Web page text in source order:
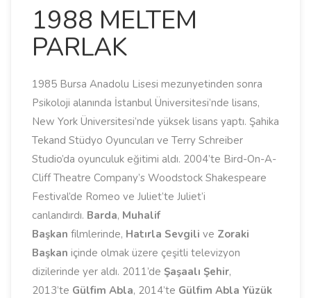
1988 MELTEM
PARLAK
1985 Bursa Anadolu Lisesi mezunyetinden sonra
Psikoloji alanında İstanbul Üniversitesi’nde lisans,
New York Üniversitesi’nde yüksek lisans yaptı. Şahika
Tekand Stüdyo Oyuncuları ve Terry Schreiber
Studio’da oyunculuk eğitimi aldı. 2004’te Bird-On-A-
Cliff Theatre Company’s Woodstock Shakespeare
Festival’de Romeo ve Juliet’te Juliet’i
canlandırdı. Barda, Muhalif
Başkan filmlerinde, Hatırla Sevgili ve Zoraki
Başkan içinde olmak üzere çeşitli televizyon
dizilerinde yer aldı. 2011’de Şaşaalı Şehir,
2013’te Gülfim Abla, 2014’te Gülfim Abla Yüzük